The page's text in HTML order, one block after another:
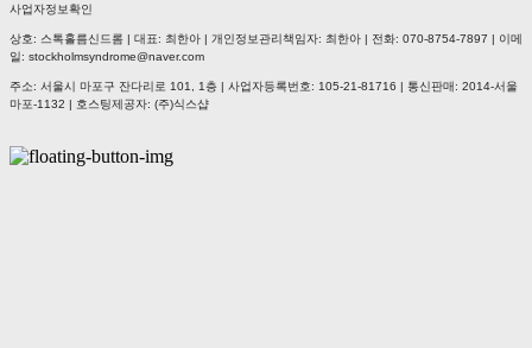
사업자정보확인
상호: 스톡홀름신드롬 | 대표: 최한아 | 개인정보관리책임자: 최한아 | 전화: 070-8754-7897 | 이메
일: stockholmsyndrome@naver.com
주소: 서울시 마포구 잔다리로 101, 1층 | 사업자등록번호: 105-21-81716 | 통신판매: 2014-서울
마포-1132 | 호스팅제공자: (주)식스샵